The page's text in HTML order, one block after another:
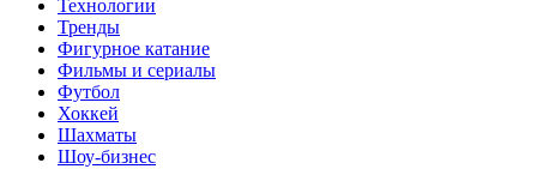
Технологии
Тренды
Фигурное катание
Фильмы и сериалы
Футбол
Хоккей
Шахматы
Шоу-бизнес